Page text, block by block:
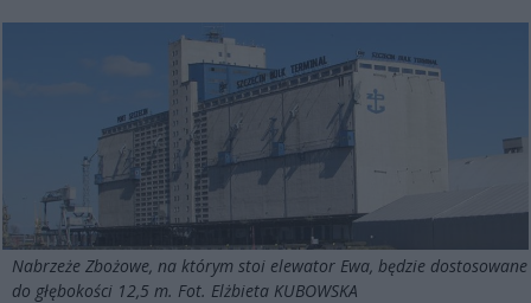
Nabrzeże Zbożowe, na którym stoi elewator Ewa, będzie dostosowane
do głębokości 12,5 m. Fot. Elżbieta KUBOWSKA